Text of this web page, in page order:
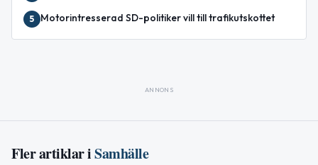
5 Motorintresserad SD-politiker vill till trafikutskottet
ANNONS
Fler artiklar iSamhälle